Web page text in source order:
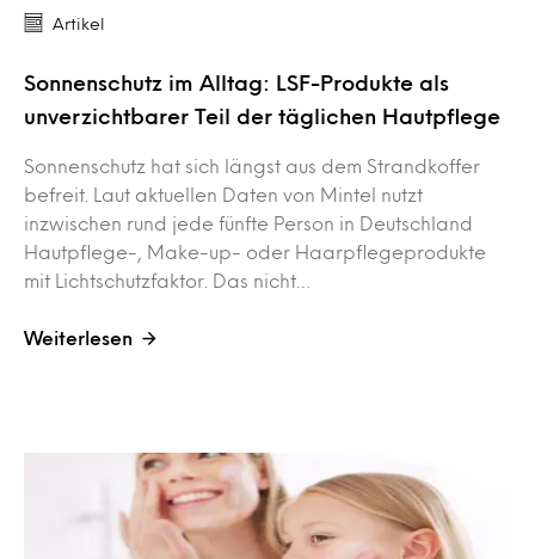
Artikel
Sonnenschutz im Alltag: LSF-Produkte als
unverzichtbarer Teil der täglichen Hautpflege
Sonnenschutz hat sich längst aus dem Strandkoffer
befreit. Laut aktuellen Daten von Mintel nutzt
inzwischen rund jede fünfte Person in Deutschland
Hautpflege-, Make-up- oder Haarpflegeprodukte
mit Lichtschutzfaktor. Das nicht…
Weiterlesen